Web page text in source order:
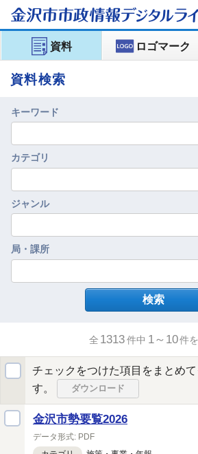
金沢市市政情報デジタルラ
資料 ロゴマーク
資料検索
キーワード
カテゴリ
ジャンル
局・課所
全 1313件中 1～10件
チェックをつけた項目をまとめ
す。
ダウンロード
金沢市勢要覧2026
データ形式: PDF